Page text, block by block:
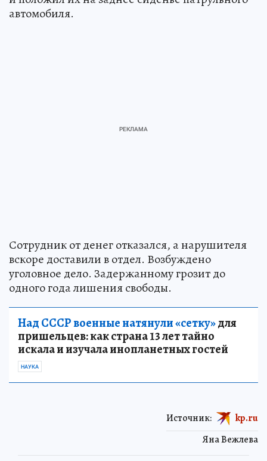
автомобиля.
Сотрудник от денег отказался, а нарушителя
вскоре доставили в отдел. Возбуждено
уголовное дело. Задержанному грозит до
одного года лишения свободы.
Над СССР военные натянули «сетку»для
пришельцев: как страна 13 лет тайно
искала и изучала инопланетных гостей
НАУКА
Яна Вежлева
Источник: kp.ru